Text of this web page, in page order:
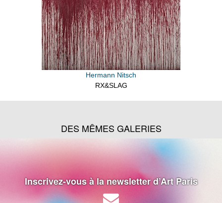
Hermann Nitsch
RX&SLAG
DES MÊMES GALERIES
Inscrivez-vous à la newsletter d’Art Paris